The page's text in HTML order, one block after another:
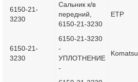
6150-21-
3230
Сальник к/в
передний,
6150-21-3230
ETP
6150-21-
3230
6150-21-3230
-
УПЛОТНЕНИЕ
-
Komatsu